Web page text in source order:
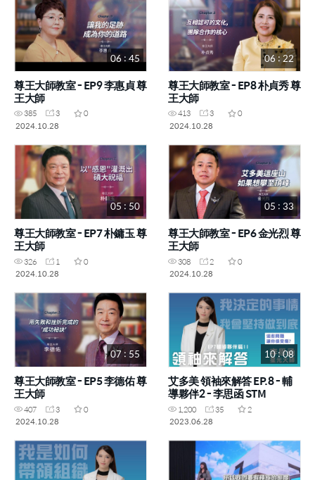
06 : 45
尊王大師教室 - EP9 李惠貞 尊
王大師
385 3
0
2024.10.28
06 : 22
尊王大師教室 - EP8 朴貞秀 尊
王大師
413 3
0
2024.10.28
05 : 50
尊王大師教室 - EP7 朴鏞玉 尊
王大師
326 1
0
2024.10.28
05 : 33
尊王大師教室 - EP6 金光烈 尊
王大師
308 2
0
2024.10.28
07 : 55
尊王大師教室 - EP5 李德佑 尊
王大師
407 3
0
2024.10.28
10 : 08
艾多美 領袖來解答 EP.8 - 輔
導夥伴2 - 李思函 STM
1,200 35
2
2023.06.28